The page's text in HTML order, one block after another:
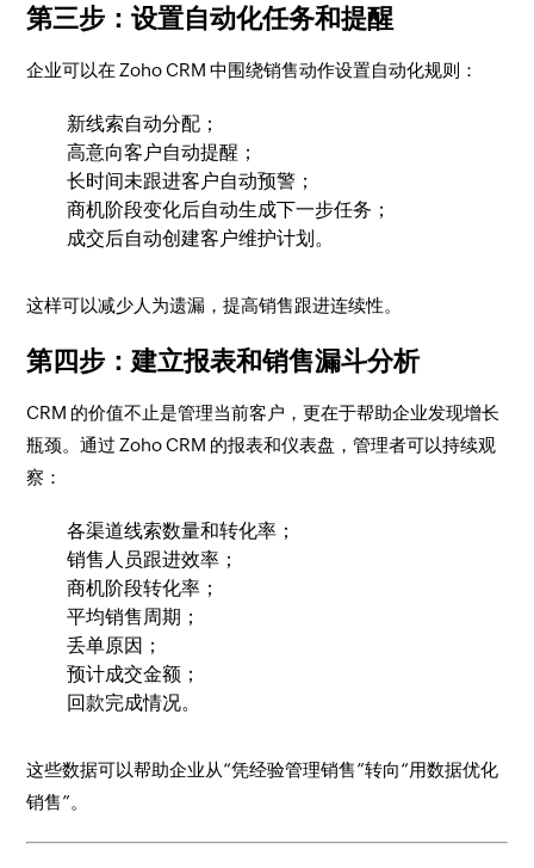
第三步：设置自动化任务和提醒
企业可以在 Zoho CRM 中围绕销售动作设置自动化规则：
新线索自动分配；
高意向客户自动提醒；
长时间未跟进客户自动预警；
商机阶段变化后自动生成下一步任务；
成交后自动创建客户维护计划。
这样可以减少人为遗漏，提高销售跟进连续性。
第四步：建立报表和销售漏斗分析
CRM 的价值不止是管理当前客户，更在于帮助企业发现增长
瓶颈。通过 Zoho CRM 的报表和仪表盘，管理者可以持续观
察：
各渠道线索数量和转化率；
销售人员跟进效率；
商机阶段转化率；
平均销售周期；
丢单原因；
预计成交金额；
回款完成情况。
这些数据可以帮助企业从“凭经验管理销售”转向“用数据优化
销售”。